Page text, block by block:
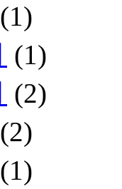
(1)
(1)
(2)
(2)
(1)